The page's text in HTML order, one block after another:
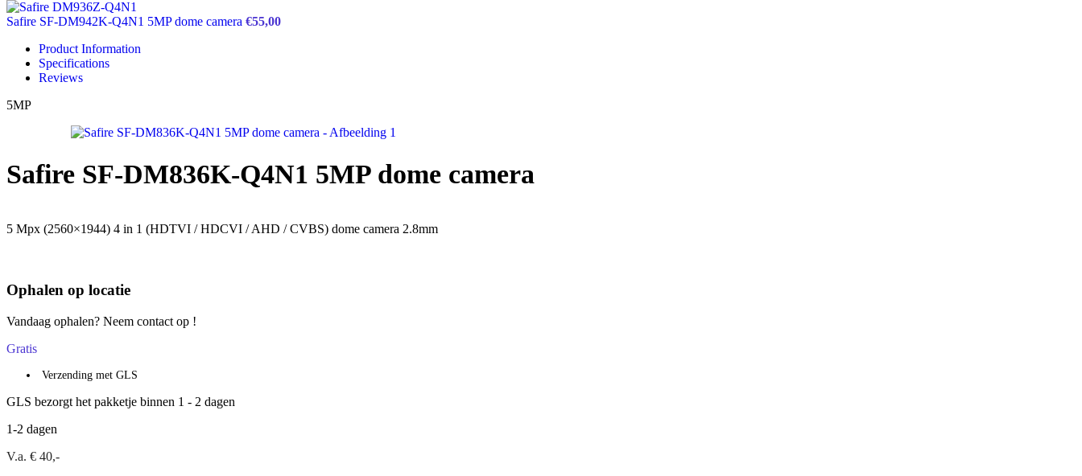
Safire SF-DM942K-Q4N1 5MP dome camera €55,00
Product Information
Specifications
Reviews
5MP
Safire SF-DM836K-Q4N1 5MP dome camera
5 Mpx (2560×1944) 4 in 1 (HDTVI / HDCVI / AHD / CVBS) dome camera 2.8mm
Ophalen op locatie
Vandaag ophalen? Neem contact op !
Gratis
Verzending met GLS
GLS bezorgt het pakketje binnen 1 - 2 dagen
1-2 dagen
V.a. € 40,-